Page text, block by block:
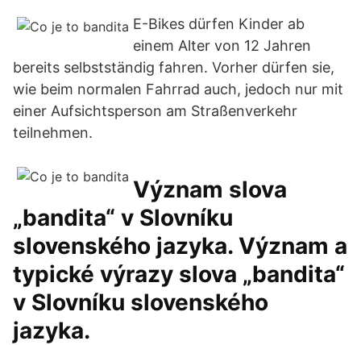
E-Bikes dürfen Kinder ab
einem Alter von 12 Jahren
bereits selbstständig fahren. Vorher dürfen sie,
wie beim normalen Fahrrad auch, jedoch nur mit
einer Aufsichtsperson am Straßenverkehr
teilnehmen.
Význam slova
„bandita“ v Slovníku
slovenského jazyka. Význam a
typické výrazy slova „bandita“
v Slovníku slovenského
jazyka.